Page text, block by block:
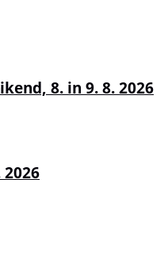
8. in 9. 8. 2026